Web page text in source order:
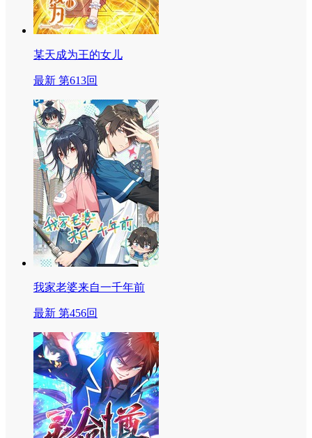
某天成为王的女儿
最新 第613回
我家老婆来自一千年前
最新 第456回